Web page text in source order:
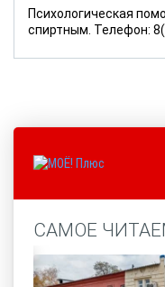
Психологическая
спиртным. Телефон:
САМОЕ